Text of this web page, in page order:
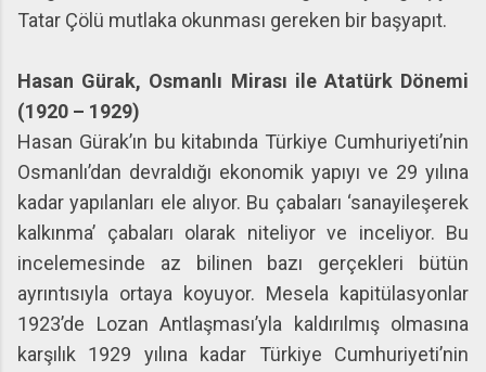
Tatar Çölü mutlaka okunması gereken bir başyapıt.
Hasan Gürak, Osmanlı Mirası ile Atatürk Dönemi
(1920 – 1929)
Hasan Gürak’ın bu kitabında Türkiye Cumhuriyeti’nin
Osmanlı’dan devraldığı ekonomik yapıyı ve 29 yılına
kadar yapılanları ele alıyor. Bu çabaları ‘sanayileşerek
kalkınma’ çabaları olarak niteliyor ve inceliyor. Bu
incelemesinde az bilinen bazı gerçekleri bütün
ayrıntısıyla ortaya koyuyor. Mesela kapitülasyonlar
1923’de Lozan Antlaşması’yla kaldırılmış olmasına
karşılık 1929 yılına kadar Türkiye Cumhuriyeti’nin